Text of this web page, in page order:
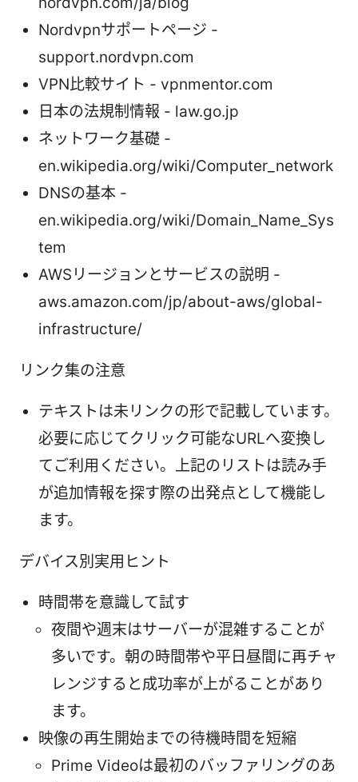
Nordvpnサポートページ -
support.nordvpn.com
VPN比較サイト - vpnmentor.com
日本の法規制情報 - law.go.jp
ネットワーク基礎 -
en.wikipedia.org/wiki/Computer_network
DNSの基本 -
en.wikipedia.org/wiki/Domain_Name_Sys
tem
AWSリージョンとサービスの説明 -
aws.amazon.com/jp/about-aws/global-
infrastructure/
リンク集の注意
テキストは未リンクの形で記載しています。
必要に応じてクリック可能なURLへ変換し
てご利用ください。上記のリストは読み手
が追加情報を探す際の出発点として機能し
ます。
デバイス別実用ヒント
時間帯を意識して試す
夜間や週末はサーバーが混雑することが
多いです。朝の時間帯や平日昼間に再チャ
レンジすると成功率が上がることがあり
ます。
映像の再生開始までの待機時間を短縮
Prime Videoは最初のバッファリングのあ